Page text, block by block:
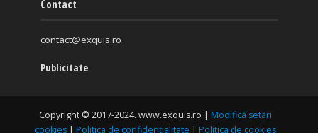
Contact
contact@exquis.ro
Publicitate
Copyright © 2017-2024. www.exquis.ro | Modifică setări
cookies | Politica de confidențialitate | Politica de cookies